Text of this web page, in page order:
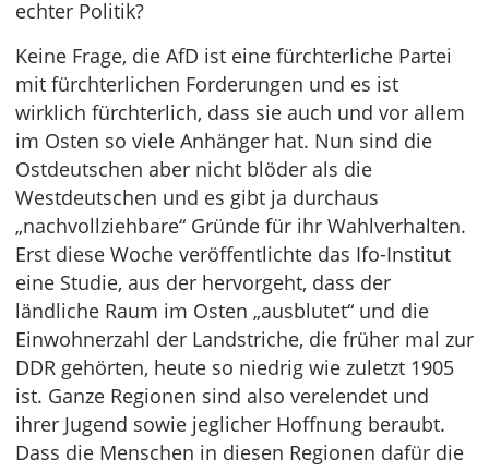
echter Politik?
Keine Frage, die AfD ist eine fürchterliche Partei
mit fürchterlichen Forderungen und es ist
wirklich fürchterlich, dass sie auch und vor allem
im Osten so viele Anhänger hat. Nun sind die
Ostdeutschen aber nicht blöder als die
Westdeutschen und es gibt ja durchaus
„nachvollziehbare“ Gründe für ihr Wahlverhalten.
Erst diese Woche veröffentlichte das Ifo-Institut
eine Studie, aus der hervorgeht, dass der
ländliche Raum im Osten „ausblutet“ und die
Einwohnerzahl der Landstriche, die früher mal zur
DDR gehörten, heute so niedrig wie zuletzt 1905
ist. Ganze Regionen sind also verelendet und
ihrer Jugend sowie jeglicher Hoffnung beraubt.
Dass die Menschen in diesen Regionen dafür die